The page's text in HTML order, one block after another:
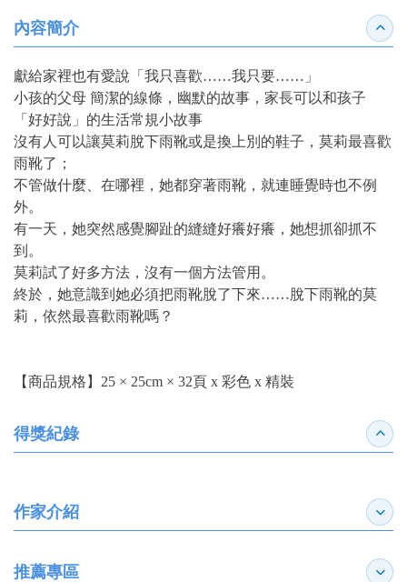
內容簡介 收合
獻給家裡也有愛說「我只喜歡……我只要……」
小孩的父母 簡潔的線條，幽默的故事，家長可以和孩子
「好好說」的生活常規小故事
沒有人可以讓莫莉脫下雨靴或是換上別的鞋子，莫莉最喜歡
雨靴了；
不管做什麼、在哪裡，她都穿著雨靴，就連睡覺時也不例
外。
有一天，她突然感覺腳趾的縫縫好癢好癢，她想抓卻抓不
到。
莫莉試了好多方法，沒有一個方法管用。
終於，她意識到她必須把雨靴脫了下來……脫下雨靴的莫
莉，依然最喜歡雨靴嗎？
【商品規格】25 × 25cm × 32頁 x 彩色 x 精裝
得獎紀錄 收合
作家介紹 展開
推薦專區 展開